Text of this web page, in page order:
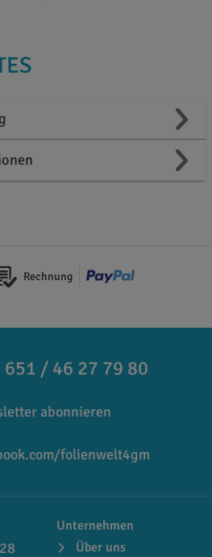
Rechnung
651 / 46 27 79 80
abonnieren
folienwelt4gm
Unternehmen
Über uns